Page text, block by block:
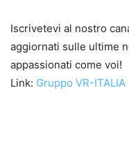
Iscrivetevi al nostro
aggiornati sulle ultime
appassionati come voi!
Link: Gruppo VR-ITALIA